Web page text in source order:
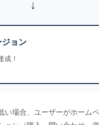
ョン
成！
い場合、ユーザーがホーム